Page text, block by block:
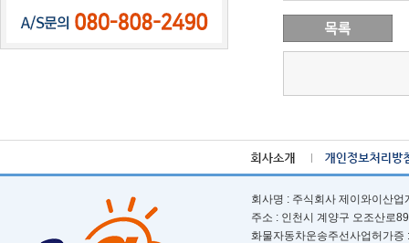
회사명 : 주식회사 제이와이산
주소 : 인천시 계양구 오조산로
화물자동차운송주선사업허가